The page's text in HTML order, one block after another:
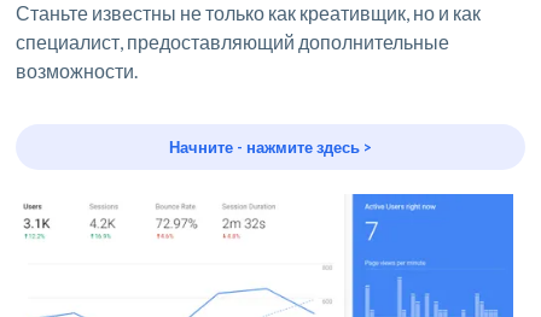
Станьте известны не только как креативщик, но и как
специалист, предоставляющий дополнительные
возможности.
Начните - нажмите здесь >